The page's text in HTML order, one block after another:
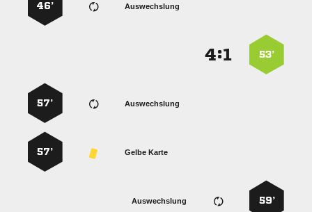
Auswechslung
46’
53’
:
Auswechslung
57’
Gelbe Karte
57’
59’
Auswechslung